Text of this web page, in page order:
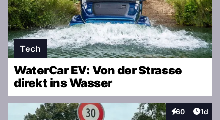
Tech
WaterCar EV: Von der Strasse
direkt ins Wasser
60
Interaktionen
1d